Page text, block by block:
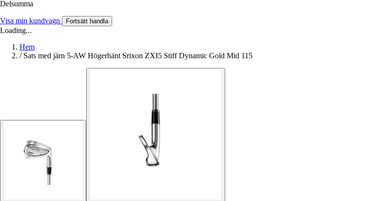
Delsumma
Visa min kundvagn Fortsätt handla
Loading...
Hem
/ Sats med järn 5-AW Högerhänt Srixon ZXI5 Stiff Dynamic Gold Mid 115